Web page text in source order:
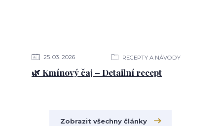
25 03 2026 RECEPTY A NÁVODY
🌿 Kmínový čaj – Detailní recept
Zobrazit všechny články